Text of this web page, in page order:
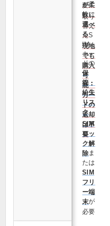
が柔
軟に
選べ
る
現地
でも
購入
可
能・
カー
ドの
返却
は不
要
要
取り
替え
たS
IM
カー
ドの
保
管・
紛失
リス
ク
SIM
ロッ
ク解
除ま
たは
SIM
フリ
ー端
末が
必要